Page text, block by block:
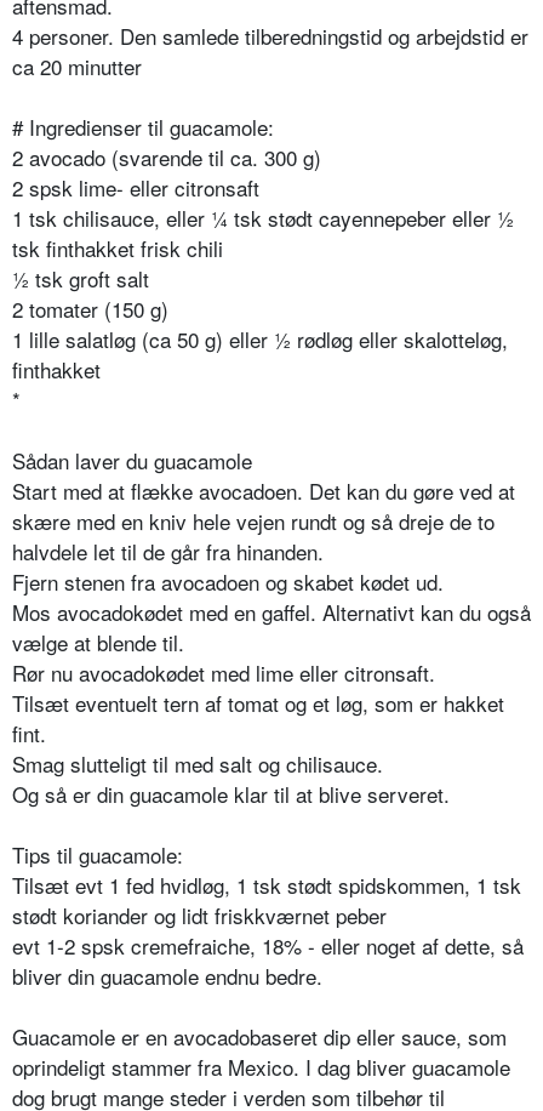
4 personer. Den samlede tilberedningstid og arbejdstid er
ca 20 minutter
# Ingredienser til guacamole:
2 avocado (svarende til ca. 300 g)
2 spsk lime- eller citronsaft
1 tsk chilisauce, eller ¼ tsk stødt cayennepeber eller ½
tsk finthakket frisk chili
½ tsk groft salt
2 tomater (150 g)
1 lille salatløg (ca 50 g) eller ½ rødløg eller skalotteløg,
finthakket
*
Sådan laver du guacamole
Start med at flække avocadoen. Det kan du gøre ved at
skære med en kniv hele vejen rundt og så dreje de to
halvdele let til de går fra hinanden.
Fjern stenen fra avocadoen og skabet kødet ud.
Mos avocadokødet med en gaffel. Alternativt kan du også
vælge at blende til.
Rør nu avocadokødet med lime eller citronsaft.
Tilsæt eventuelt tern af tomat og et løg, som er hakket
fint.
Smag slutteligt til med salt og chilisauce.
Og så er din guacamole klar til at blive serveret.
Tips til guacamole:
Tilsæt evt 1 fed hvidløg, 1 tsk stødt spidskommen, 1 tsk
stødt koriander og lidt friskkværnet peber
evt 1-2 spsk cremefraiche, 18% - eller noget af dette, så
bliver din guacamole endnu bedre.
Guacamole er en avocadobaseret dip eller sauce, som
oprindeligt stammer fra Mexico. I dag bliver guacamole
dog brugt mange steder i verden som tilbehør til